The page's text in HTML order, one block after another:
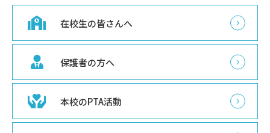
在校生の皆さんへ
保護者の方へ
本校のPTA活動